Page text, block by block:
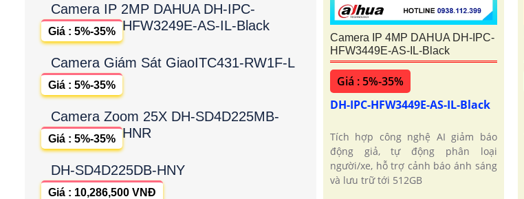
Camera IP 2MP DAHUA DH-IPC-
HFW3249E-AS-IL-Black
Giá : 5%-35%
Camera Giám Sát GiaoITC431-RW1F-L
Giá : 5%-35%
Camera Zoom 25X DH-SD4D225MB-
HNR
Giá : 5%-35%
DH-SD4D225DB-HNY
Giá : 10,286,500 VNĐ
Camera IP 4MP DAHUA DH-IPC-
HFW3449E-AS-IL-Black
Giá : 5%-35%
DH-IPC-HFW3449E-AS-IL-Black
Tích hợp công nghệ AI giảm báo
động giả, tự động phân loại
người/xe, hỗ trợ cảnh báo ánh sáng
và lưu trữ tới 512GB